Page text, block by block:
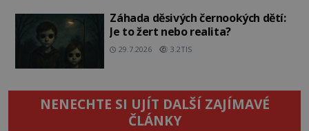
Záhada děsivých černookých dětí:
Je to žert nebo realita?
29.7.2026 3.2TIS
NENECHTE SI UJÍT DALŠÍ ZAJÍMAVÉ
ČLÁNKY